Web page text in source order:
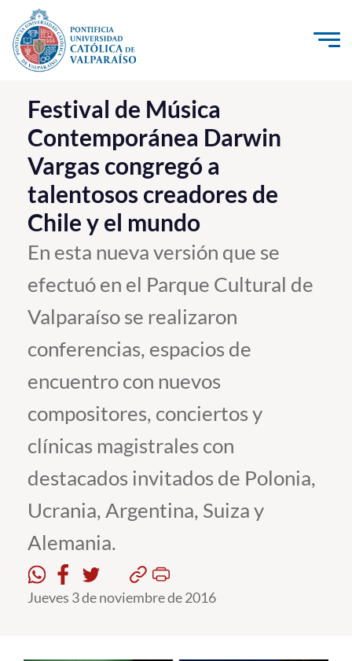
Click acá para ir directamente al contenido
La Universidad
Investigación, Creación e Innovación
PUCV Internacional
Vinculación con el Medio
Admisión
Pregrado
Postgrado
Formación Continua
Académicos
Funcionarios
Alumni
English
Festival de Música
Contemporánea Darwin
Vargas congregó a
talentosos creadores de
Chile y el mundo
En esta nueva versión que se
efectuó en el Parque Cultural de
Valparaíso se realizaron
conferencias, espacios de
encuentro con nuevos
compositores, conciertos y
clínicas magistrales con
destacados invitados de Polonia,
Ucrania, Argentina, Suiza y
Alemania.
Jueves 3 de noviembre de 2016